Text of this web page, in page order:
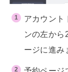
アカウント
ンの左か
ージに進み